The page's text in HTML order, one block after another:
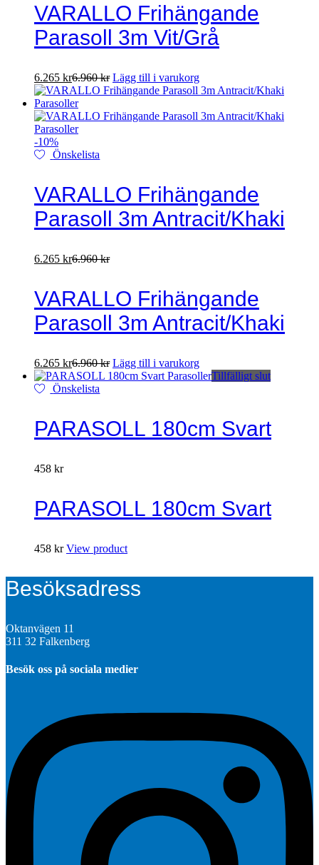
VARALLO Frihängande
Parasoll 3m Vit/Grå
6.265 kr6.960kr Lägg till i varukorg
-10%
Önskelista
VARALLO Frihängande
Parasoll 3m Antracit/Khaki
6.265 kr6.960kr
VARALLO Frihängande
Parasoll 3m Antracit/Khaki
6.265 kr6.960kr Lägg till i varukorg
Tillfälligt slut
Önskelista
PARASOLL 180cm Svart
458 kr
PARASOLL 180cm Svart
458 kr View product
Besöksadress
Oktanvägen 11
311 32 Falkenberg
Besök oss på sociala medier